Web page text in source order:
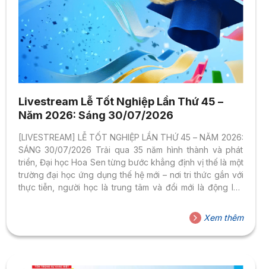
Livestream Lễ Tốt Nghiệp Lần Thứ 45 –
Năm 2026: Sáng 30/07/2026
[LIVESTREAM] LỄ TỐT NGHIỆP LẦN THỨ 45 – NĂM 2026:
SÁNG 30/07/2026 Trải qua 35 năm hình thành và phát
triển, Đại học Hoa Sen từng bước khẳng định vị thế là một
trường đại học ứng dụng thế hệ mới – nơi tri thức gắn với
thực tiễn, người học là trung tâm và đổi mới là động lực
được bền bỉ nuôi dưỡng qua nhiều thế hệ: bản lĩnh để
Xem thêm